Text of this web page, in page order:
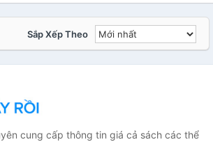
Sắp Xếp Theo
cung cấp thông tin giá cả sách các thể